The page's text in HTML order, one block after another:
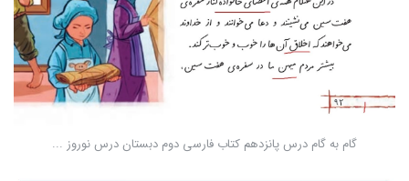
گام به گام درس پانزدهم کتاب فارسی دوم دبستان درس نوروز ...